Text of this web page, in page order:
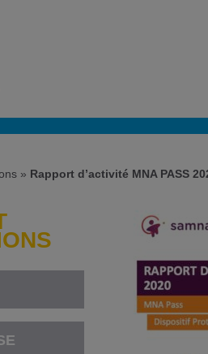
» Rapport d’activité MNA PASS